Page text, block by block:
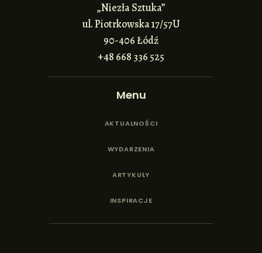
„Niezła Sztuka”
ul. Piotrkowska 17/57U
90-406 Łódź
+48 668 336 525
Menu
AKTUALNOŚCI
WYDARZENIA
ARTYKUŁY
INSPIRACJE